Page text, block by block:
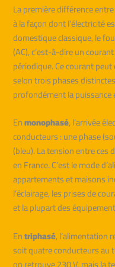
La première différence
à la façon dont l’électricité
domestique classique, le
(AC), c’est-à-dire un
périodique. Ce courant
selon trois phases
profondément la puissance
Enmonophasé, l’arrivée
conducteurs : une phase
(bleu). La tension entre ces
en France. C’est le mode
appartements et maisons
l’éclairage, les prises de
et la plupart des
Entriphasé, l’alimentation
soit quatre conducteurs au